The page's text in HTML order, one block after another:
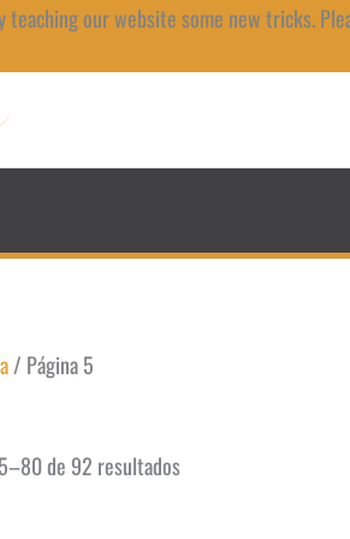
teaching our website some new tricks.
/ Página 5
de 92 resultados